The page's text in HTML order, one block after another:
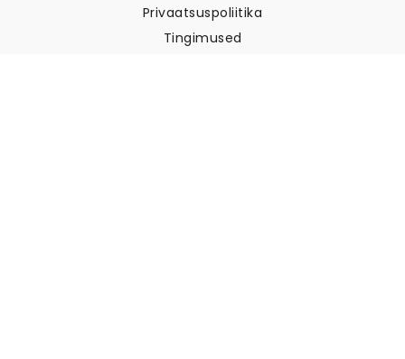
Privaatsuspoliitika
Tingimused